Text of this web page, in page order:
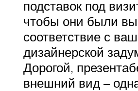
подставок под
чтобы они были
соответствие с
дизайнерской
Дорогой,
внешний вид –